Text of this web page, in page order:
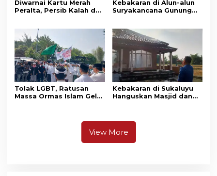
Diwarnai Kartu Merah
Peralta, Persib Kalah dari
Kebakaran di Alun-alun
Suryakancana Gunung
Masih Bersiaga
Tolak LGBT, Ratusan
Massa Ormas Islam Gelar
Kebakaran di Sukaluyu
Hanguskan Masjid dan
View More